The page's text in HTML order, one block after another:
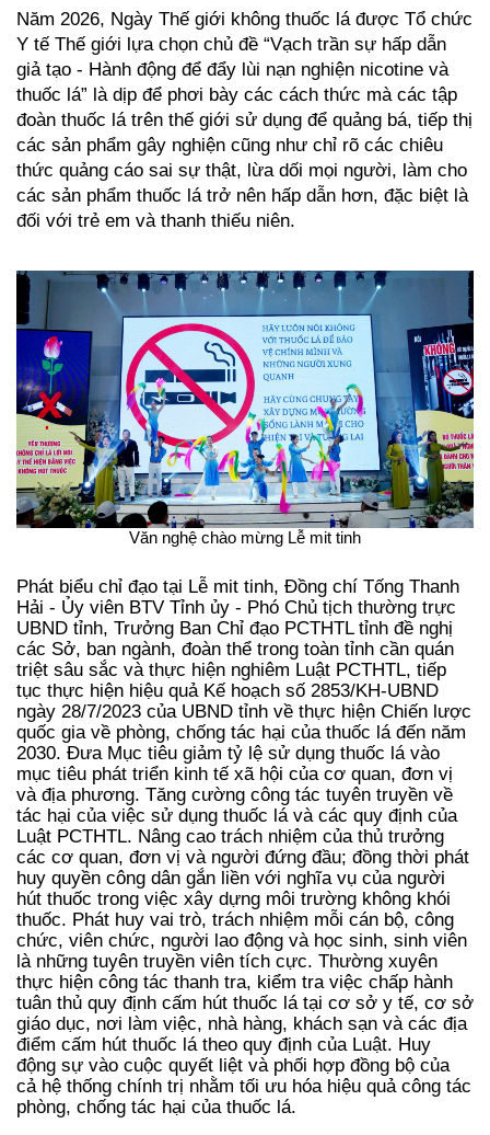
Năm 2026, Ngày Thế giới không thuốc lá được Tổ chức
Y tế Thế giới lựa chọn chủ đề “Vạch trần sự hấp dẫn
giả tạo - Hành động để đẩy lùi nạn nghiện nicotine và
thuốc lá” là dịp để phơi bày các cách thức mà các tập
đoàn thuốc lá trên thế giới sử dụng để quảng bá, tiếp thị
các sản phẩm gây nghiện cũng như chỉ rõ các chiêu
thức quảng cáo sai sự thật, lừa dối mọi người, làm cho
các sản phẩm thuốc lá trở nên hấp dẫn hơn, đặc biệt là
đối với trẻ em và thanh thiếu niên.
Văn nghệ chào mừng Lễ mit tinh
Phát biểu chỉ đạo tại Lễ mit tinh, Đồng chí Tống Thanh
Hải - Ủy viên BTV Tỉnh ủy - Phó Chủ tịch thường trực
UBND tỉnh, Trưởng Ban Chỉ đạo PCTHTL tỉnh đề nghị
các Sở, ban ngành, đoàn thể trong toàn tỉnh cần quán
triệt sâu sắc và thực hiện nghiêm Luật PCTHTL, tiếp
tục thực hiện hiệu quả Kế hoạch số 2853/KH-UBND
ngày 28/7/2023 của UBND tỉnh về thực hiện Chiến lược
quốc gia về phòng, chống tác hại của thuốc lá đến năm
2030. Đưa Mục tiêu giảm tỷ lệ sử dụng thuốc lá vào
mục tiêu phát triển kinh tế xã hội của cơ quan, đơn vị
và địa phương. Tăng cường công tác tuyên truyền về
tác hại của việc sử dụng thuốc lá và các quy định của
Luật PCTHTL. Nâng cao trách nhiệm của thủ trưởng
các cơ quan, đơn vị và người đứng đầu; đồng thời phát
huy quyền công dân gắn liền với nghĩa vụ của người
hút thuốc trong việc xây dựng môi trường không khói
thuốc. Phát huy vai trò, trách nhiệm mỗi cán bộ, công
chức, viên chức, người lao động và học sinh, sinh viên
là những tuyên truyền viên tích cực. Thường xuyên
thực hiện công tác thanh tra, kiểm tra việc chấp hành
tuân thủ quy định cấm hút thuốc lá tại cơ sở y tế, cơ sở
giáo dục, nơi làm việc, nhà hàng, khách sạn và các địa
điểm cấm hút thuốc lá theo quy định của Luật. Huy
động sự vào cuộc quyết liệt và phối hợp đồng bộ của
cả hệ thống chính trị nhằm tối ưu hóa hiệu quả công tác
phòng, chống tác hại của thuốc lá.